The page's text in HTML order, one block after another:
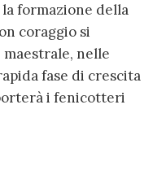
formazione della
coraggio si
nelle
fase di crescita
i fenicotteri